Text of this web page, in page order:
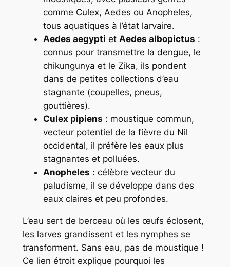
comme Culex, Aedes ou Anopheles,
tous aquatiques à l’état larvaire.
Aedes aegypti et Aedes albopictus :
connus pour transmettre la dengue, le
chikungunya et le Zika, ils pondent
dans de petites collections d’eau
stagnante (coupelles, pneus,
gouttières).
Culex pipiens : moustique commun,
vecteur potentiel de la fièvre du Nil
occidental, il préfère les eaux plus
stagnantes et polluées.
Anopheles : célèbre vecteur du
paludisme, il se développe dans des
eaux claires et peu profondes.
L’eau sert de berceau où les œufs éclosent,
les larves grandissent et les nymphes se
transforment. Sans eau, pas de moustique !
Ce lien étroit explique pourquoi les